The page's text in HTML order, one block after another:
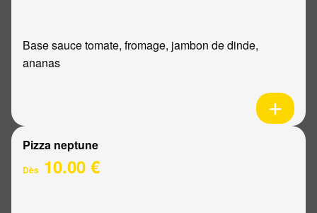
Base sauce tomate, fromage, jambon de dinde,
ananas
Pizza neptune
Dès 10.00 €